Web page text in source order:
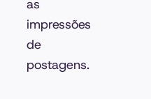
as
impressões
de
postagens.